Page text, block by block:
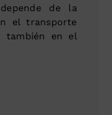
de la
el transporte
también en el